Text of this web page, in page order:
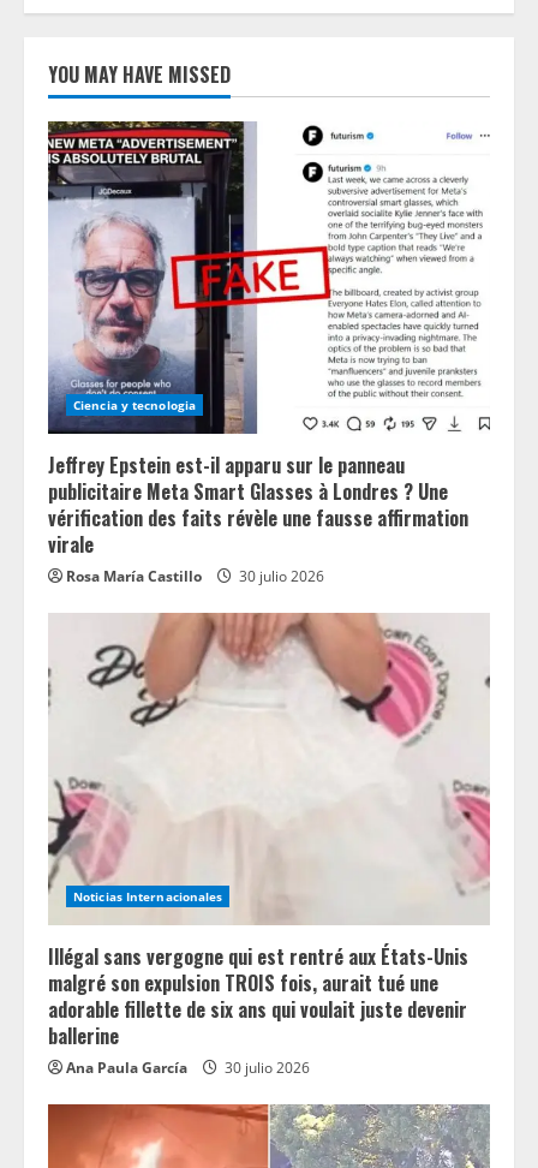
YOU MAY HAVE MISSED
Ciencia y tecnologia
Jeffrey Epstein est-il apparu sur le panneau
publicitaire Meta Smart Glasses à Londres ? Une
vérification des faits révèle une fausse affirmation
virale
Rosa María Castillo 30 julio 2026
Noticias Internacionales
Illégal sans vergogne qui est rentré aux États-Unis
malgré son expulsion TROIS fois, aurait tué une
adorable fillette de six ans qui voulait juste devenir
ballerine
Ana Paula García 30 julio 2026